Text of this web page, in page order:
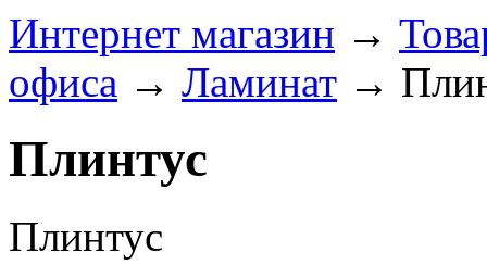
Интернет магазин →
офиса → Ламинат →
Плинтус
Плинтус